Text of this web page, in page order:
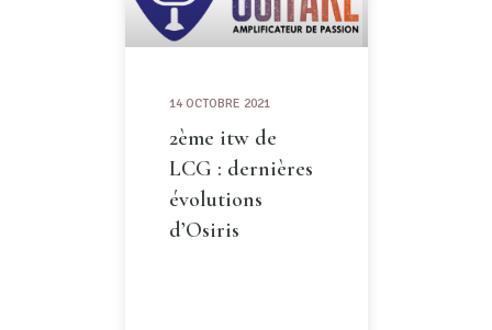
14 OCTOBRE 2021
2ème itw de
LCG : dernières
évolutions
d’Osiris